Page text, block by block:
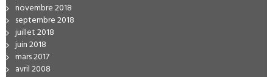
novembre 2018
septembre 2018
juillet 2018
juin 2018
mars 2017
avril 2008